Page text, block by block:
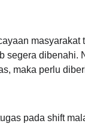
masyarakat
segera dibenahi.
maka perlu
pada shift